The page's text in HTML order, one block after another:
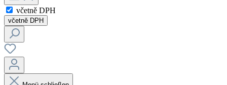
včetně DPH
včetně DPH